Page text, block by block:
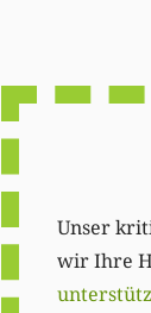
Unser
wir Ihre